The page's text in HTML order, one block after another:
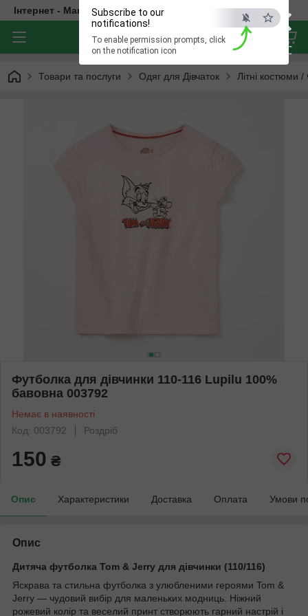
×
ESC
Subscribe to our
notifications!
To enable permission prompts, click
on the notification icon
Інтернет - Магазин Дитячого Одягу
Товари та послуги Одяг для Дівчаток Літні костюми
Футболка для дівчинки 110-116 Lupilu 100%
бавовна 003792
Немає в наявності
Код: 003792
Роздріб
150 ₴
Опис Характеристики Доставка Оплата Умови
Опис
Дитяча футболка Tom & Jerry для дівчинки (110/116)
Яскрава та стильна футболка з улюбленими героями Tom &
Jerry — чудовий вибір для маленьких модниць. Ніжний
рожевий колір та веселий принт створюють гарний настрій і